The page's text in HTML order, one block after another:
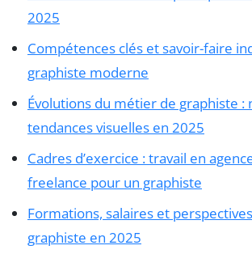
2025
Compétences clés et savoir-faire
graphiste moderne
Évolutions du métier de graphiste
tendances visuelles en 2025
Cadres d’exercice : travail en
freelance pour un graphiste
Formations, salaires et
graphiste en 2025